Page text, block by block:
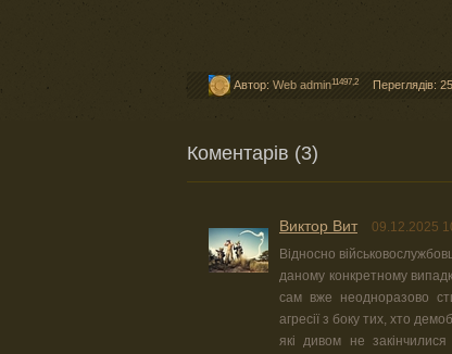
Автор: Web admin11497,2 Переглядів:
Коментарів (3)
Виктор Вит 09.12.2025
Відносно
даному конкретному
сам вже неодноразово
агресії з боку тих, хто
які дивом не